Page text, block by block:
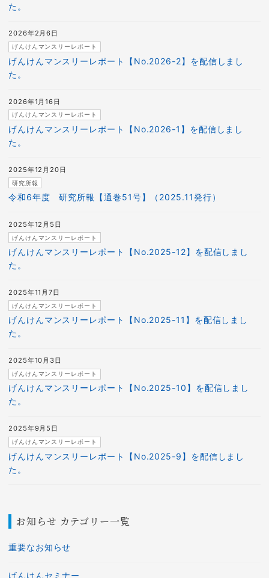
た。
げんけんマンスリーレポート【No.2026-2】を配信しまし
た。
げんけんマンスリーレポート
2026年2月6日
げんけんマンスリーレポート【No.2026-1】を配信しまし
た。
げんけんマンスリーレポート
2026年1月16日
令和6年度 研究所報【通巻51号】（2025.11発行）
研究所報
2025年12月20日
げんけんマンスリーレポート【No.2025-12】を配信しまし
た。
げんけんマンスリーレポート
2025年12月5日
げんけんマンスリーレポート【No.2025-11】を配信しまし
た。
げんけんマンスリーレポート
2025年11月7日
げんけんマンスリーレポート【No.2025-10】を配信しまし
た。
げんけんマンスリーレポート
2025年10月3日
げんけんマンスリーレポート【No.2025-9】を配信しまし
た。
げんけんマンスリーレポート
2025年9月5日
お知らせ カテゴリー一覧
重要なお知らせ
げんけんセミナー